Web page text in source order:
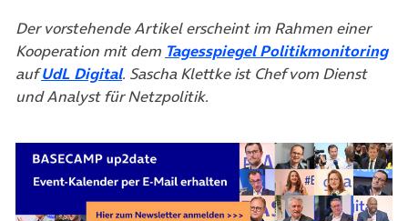
Der vorstehende Artikel erscheint im Rahmen einer
Kooperation mit dem Tagesspiegel Politikmonitoring
aufUdL Digital(öffnet in neuem Tab)
. Sascha Klettke ist Chef vom Dienst
und Analyst für Netzpolitik.